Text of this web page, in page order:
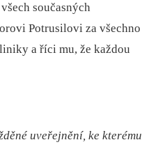
současných
Potrusilovi za všechno
a říci mu, že každou
uveřejnění, ke kterému